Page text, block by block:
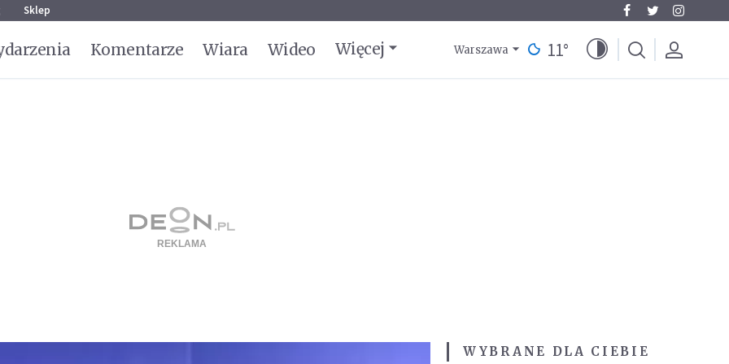
Sklep
Komentarze Wiara Wideo Więcej Warszawa 11°
WYBRANE DLA CIEBIE